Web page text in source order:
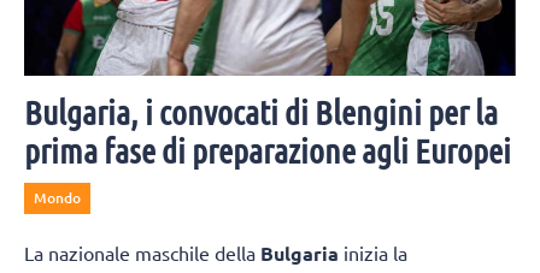
Bulgaria, i convocati di Blengini per la
prima fase di preparazione agli Europei
Mondo
La nazionale maschile della Bulgaria inizia la